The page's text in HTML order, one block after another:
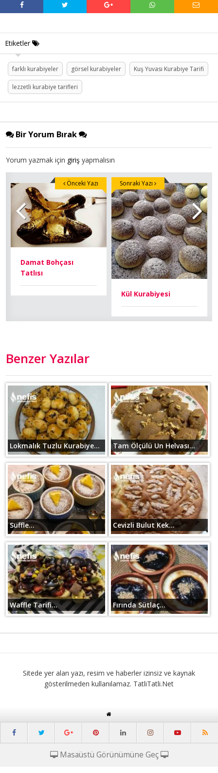
Etiketler
farklı kurabiyeler görsel kurabiyeler Kuş Yuvası Kurabiye Tarifi
lezzetli kurabiye tarifleri
Bir Yorum Bırak
Yorum yazmak için giriş yapmalısın
Damat Bohçası
Tatlısı
Önceki Yazı
Kül Kurabiyesi
Sonraki Yazı
Benzer Yazılar
Lokmalık Tuzlu Kurabiye... Tam Ölçülü Un Helvası...
Suffle... Cevizli Bulut Kek...
Waffle Tarifi... Fırında Sütlaç...
Sitede yer alan yazı, resim ve haberler izinsiz ve kaynak
gösterilmeden kullanılamaz. TatliTatli.Net
Masaüstü Görünümüne Geç